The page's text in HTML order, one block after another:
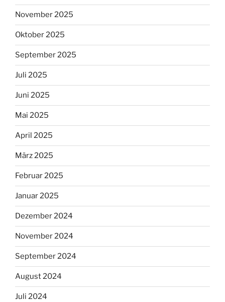
November 2025
Oktober 2025
September 2025
Juli 2025
Juni 2025
Mai 2025
April 2025
März 2025
Februar 2025
Januar 2025
Dezember 2024
November 2024
September 2024
August 2024
Juli 2024